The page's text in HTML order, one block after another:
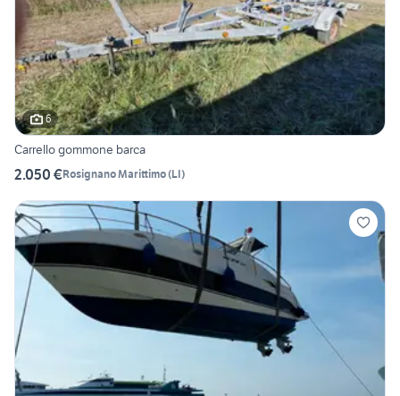
6
Carrello gommone barca
2.050 €Rosignano Marittimo(LI)